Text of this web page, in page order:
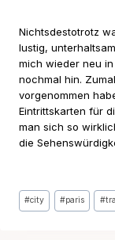
Nichtsdestotrotz
lustig,
mich wieder neu
nochmal hin.
vorgenommen
Eintrittskarten für
man sich so
die
Schlagworte:
#city #paris #